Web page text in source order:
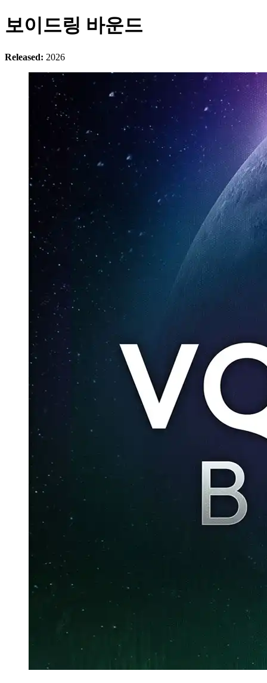
보이드링 바운드
Released: 2026